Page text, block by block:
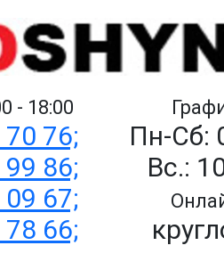
- 18:00
76;
86;
67;
66;
Пн-Сб:
Вс.: